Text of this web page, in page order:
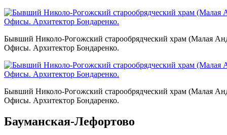
Бывший Николо-Рогожский старообрядческий храм (Малая
Офисы. Архитектор Бондаренко.
Бывший Николо-Рогожский старообрядческий храм (Малая
Офисы. Архитектор Бондаренко.
Бауманская-Лефортово